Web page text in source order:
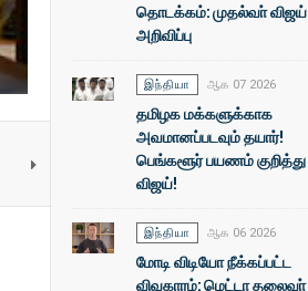
தொடக்கம்: முதல்வா் விஜய்
அறிவிப்பு
இந்தியா ஆக 07 2026
தமிழக மக்களுக்காக
அவமானப்படவும் தயார்!
பெங்களூர் பயணம் குறித்து
விஜய்!
இந்தியா ஆக 06 2026
மோடி விடியோ நீக்கப்பட்ட
விவகாரம்: மெட்டா தலைவா்